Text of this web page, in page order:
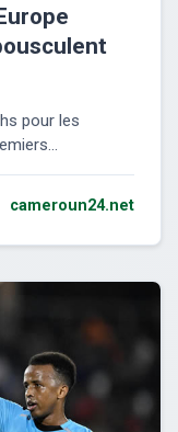
pour les
cameroun24.net